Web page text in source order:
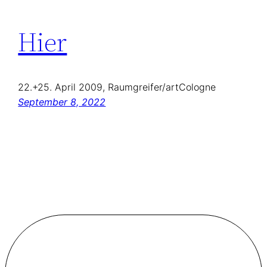
Hier
22.+25. April 2009, Raumgreifer/artCologne
September 8, 2022